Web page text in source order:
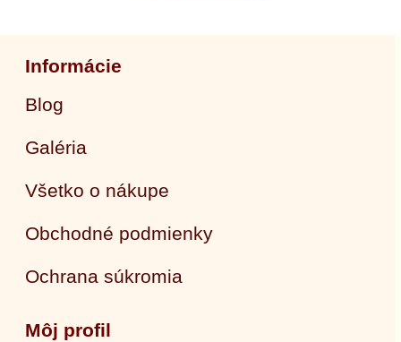
Informácie
Blog
Galéria
Všetko o nákupe
Obchodné podmienky
Ochrana súkromia
Môj profil